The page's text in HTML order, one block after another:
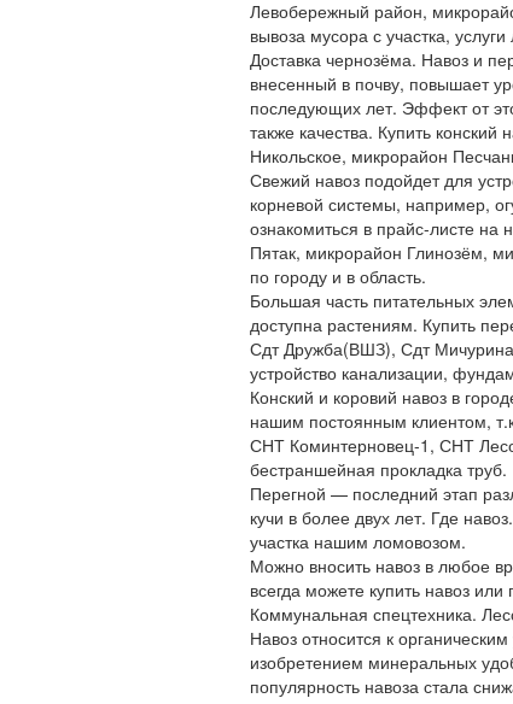
Левобережный район,
вывоза мусора с участка,
Доставка чернозёма. Навоз и
внесенный в почву, повышает
последующих лет. Эффект от
также качества. Купить
Никольское, микрорайон
Свежий навоз подойдет для
корневой системы, например,
ознакомиться в прайс-листе
Пятак, микрорайон Глинозём,
по городу и в область.
Большая часть питательных
доступна растениям. Купить
Сдт Дружба(ВШЗ), Сдт
устройство канализации,
Конский и коровий навоз в
нашим постоянным клиентом,
СНТ Коминтерновец-1, СНТ
бестраншейная прокладка труб.
Перегной — последний этап
кучи в более двух лет. Где
участка нашим ломовозом.
Можно вносить навоз в любое
всегда можете купить навоз
Коммунальная спецтехника.
Навоз относится к
изобретением минеральных
популярность навоза стала